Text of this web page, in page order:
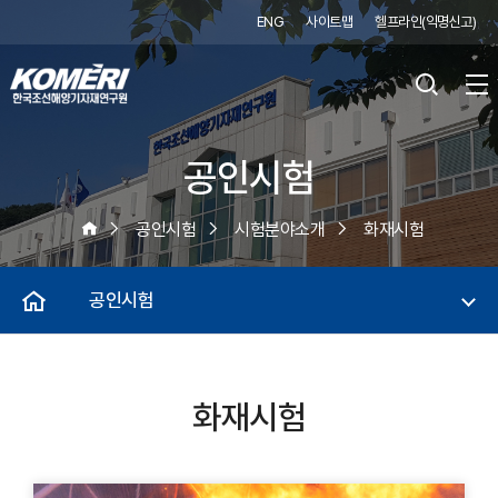
ENG 사이트맵 헬프라인(익명신고)
공인시험
공인시험 시험분야소개 화재시험
공인시험
화재시험